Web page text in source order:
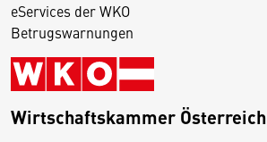
eServices der WKO
Betrugswarnungen
Wirtschaftskammer Österreich